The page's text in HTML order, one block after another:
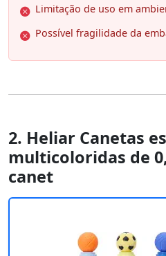
Limitação de uso em
Possível fragilidade da
2. Heliar Canetas
multicoloridas de
canet